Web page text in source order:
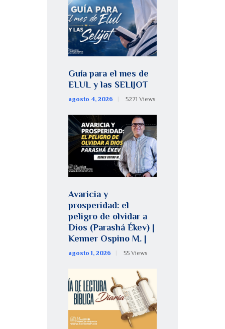
Guía para el mes de
ELUL y las SELIJOT
agosto 4, 2026 5271 Views
Avaricia y
prosperidad: el
peligro de olvidar a
Dios (Parashá Ékev) |
Kenner Ospino M. |
agosto 1, 2026 55 Views